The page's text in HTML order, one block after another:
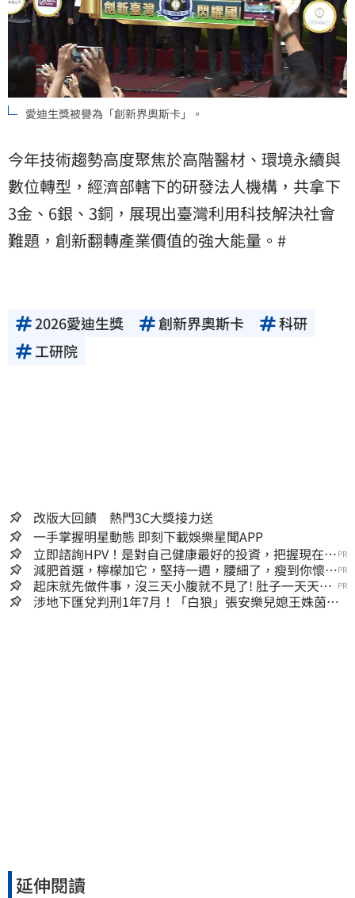
愛迪生獎被譽為「創新界奧斯卡」。
今年技術趨勢高度聚焦於高階醫材、環境永續與
數位轉型，經濟部轄下的研發法人機構，共拿下
3金、6銀、3銅，展現出臺灣利用科技解決社會
難題，創新翻轉產業價值的強大能量。#
2026愛迪生獎 創新界奧斯卡
科研
工研院
改版大回饋 熱門3C大獎接力送
一手掌握明星動態 即刻下載娛樂星聞APP
立即諮詢HPV！是對自己健康最好的投資，把握現在不
嫌晚！
PR
減肥首選，檸檬加它，堅持一週，腰細了，瘦到你懷疑
人生
PR
起床就先做件事，沒三天小腹就不見了! 肚子一天天變
小！
PR
涉地下匯兌判刑1年7月！「白狼」張安樂兒媳王姝茵北
延伸閱讀